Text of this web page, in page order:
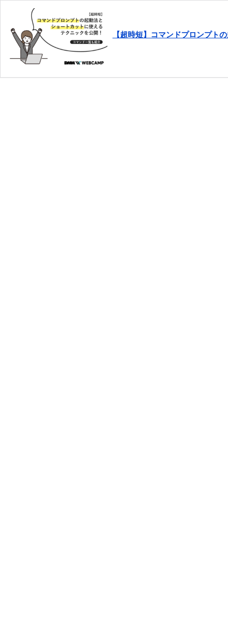
【超時短】コマンドプロンプト